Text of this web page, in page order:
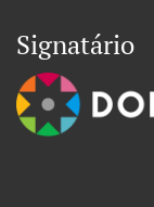
Signatário